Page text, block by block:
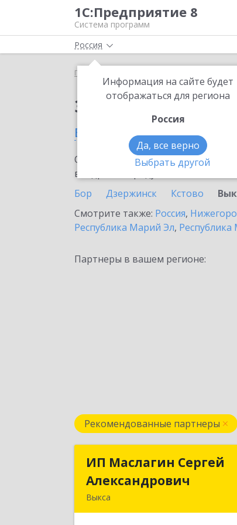
1С:Предприятие 8
Система программ
Россия
Информация на сайте будет
отображаться для региона
Россия
Да, все верно
Выбрать другой
Главная
Заказать 1С-
в Выксе
Ознакомьтесь с
внедрение продукта.
Бор
Дзержинск Кстово
Смотрите также: Россия,
Республика Марий Эл,
Партнеры в вашем регионе:
Рекомендованные партнеры
ИП Маслагин Сергей
Александрович
Выкса
ИП Маслагин